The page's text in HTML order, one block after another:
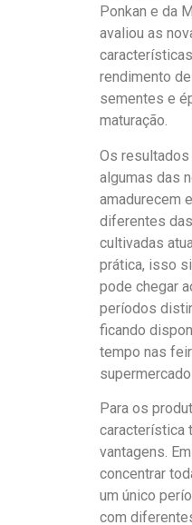
Ponkan e da
avaliou as
rendimento
sementes e
maturação.
Os resultados
algumas das
amadurecem
diferentes
cultivadas
prática, isso
pode chegar
períodos
ficando
tempo nas
Para os
característica
vantagens.
concentrar
um único
com